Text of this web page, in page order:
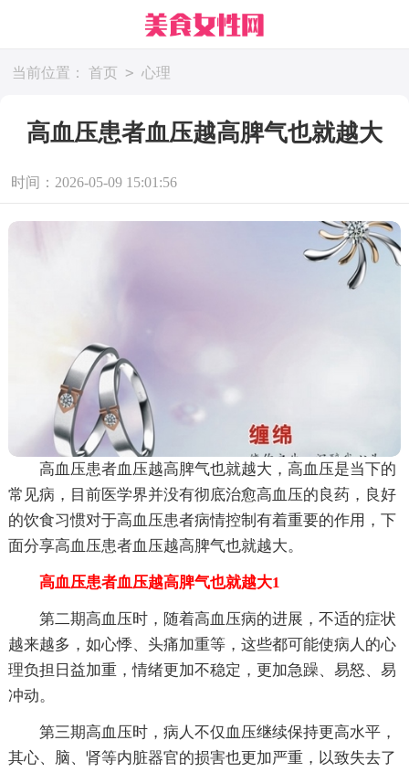
当前位置： 首页 > 心理
高血压患者血压越高脾气也就越大
时间：2026-05-09 15:01:56
高血压患者血压越高脾气也就越大，高血压是当下的
常见病，目前医学界并没有彻底治愈高血压的良药，良好
的饮食习惯对于高血压患者病情控制有着重要的作用，下
面分享高血压患者血压越高脾气也就越大。
高血压患者血压越高脾气也就越大1
第二期高血压时，随着高血压病的进展，不适的症状
越来越多，如心悸、头痛加重等，这些都可能使病人的心
理负担日益加重，情绪更加不稳定，更加急躁、易怒、易
冲动。
第三期高血压时，病人不仅血压继续保持更高水平，
其心、脑、肾等内脏器官的损害也更加严重，以致失去了